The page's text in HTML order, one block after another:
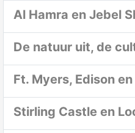
Al Hamra en Jebel
De natuur uit, de
Ft. Myers, Edison
Stirling Castle en